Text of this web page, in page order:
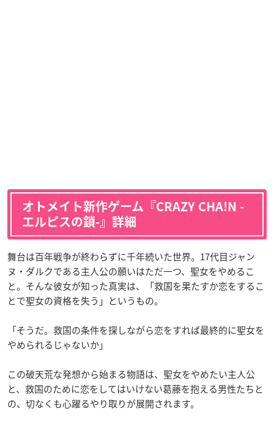
オトメイト新作ゲーム『CRAZY CHA!N -
エルピスの鎖-』詳細
舞台は百年戦争が終わらずに千年続いた世界。17代目ジャン
ヌ・ダルクである主人公の願いはただ一つ、聖女をやめるこ
と。そんな彼女が知った真実は、「救国を果たすか恋をするこ
とで聖女の資格を失う」というもの。
「そうだ。救国の条件を探しながら恋をすれば最終的に聖女を
やめられるじゃないか」
この破天荒な発想から始まる物語は、聖女をやめたい主人公
と、救国のために恋をしてはいけない葛藤を抱える男性たちと
の、切なくも心躍るやり取りが展開されます。